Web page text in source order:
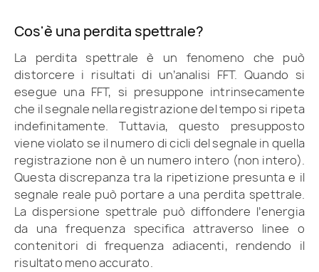
Cos'è una perdita spettrale?
La perdita spettrale è un fenomeno che può
distorcere i risultati di un’analisi FFT. Quando si
esegue una FFT, si presuppone intrinsecamente
che il segnale nella registrazione del tempo si ripeta
indefinitamente. Tuttavia, questo presupposto
viene violato se il numero di cicli del segnale in quella
registrazione non è un numero intero (non intero).
Questa discrepanza tra la ripetizione presunta e il
segnale reale può portare a una perdita spettrale.
La dispersione spettrale può diffondere l’energia
da una frequenza specifica attraverso linee o
contenitori di frequenza adiacenti, rendendo il
risultato meno accurato.